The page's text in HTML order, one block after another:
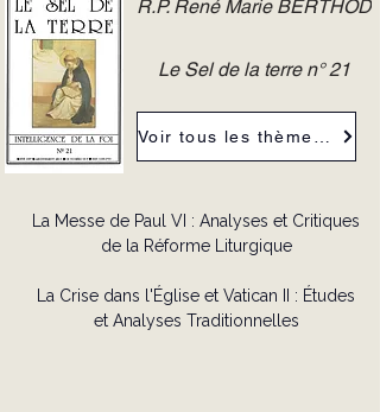
R.P. René Marie BERTHOD
Le Sel de la terre n° 21
La Messe de Paul VI : Analyses et Critiques
de la Réforme Liturgique
La Crise dans l'Église et Vatican II : Études
et Analyses Traditionnelles